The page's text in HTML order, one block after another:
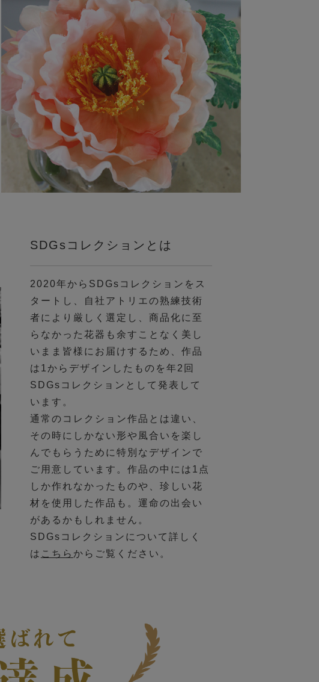
SDGsコレクションとは
2020年からSDGsコレクションをス
タートし、自社アトリエの熟練技術
者により厳しく選定し、商品化に至
らなかった花器も余すことなく美し
いまま皆様にお届けするため、作品
は1からデザインしたものを年2回
SDGsコレクションとして発表して
います。
通常のコレクション作品とは違い、
その時にしかない形や風合いを楽し
んでもらうために特別なデザインで
ご用意しています。作品の中には1点
しか作れなかったものや、珍しい花
材を使用した作品も。運命の出会い
があるかもしれません。
SDGsコレクションについて詳しく
は こちら からご覧ください。